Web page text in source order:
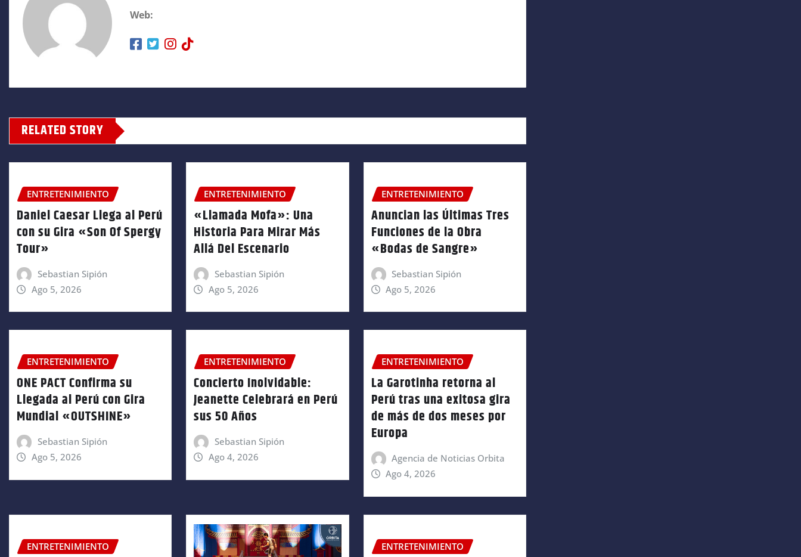
Web:
RELATED STORY
ENTRETENIMIENTO
Daniel Caesar Llega al Perú
con su Gira «Son Of Spergy
Tour»
Sebastian Sipión
Ago 5, 2026
ENTRETENIMIENTO
«Llamada Mofa»: Una
Historia Para Mirar Más
Allá Del Escenario
Sebastian Sipión
Ago 5, 2026
ENTRETENIMIENTO
Anuncian las Últimas Tres
Funciones de la Obra
«Bodas de Sangre»
Sebastian Sipión
Ago 5, 2026
ENTRETENIMIENTO
ONE PACT Confirma su
Llegada al Perú con Gira
Mundial «OUTSHINE»
Sebastian Sipión
Ago 5, 2026
ENTRETENIMIENTO
Concierto Inolvidable:
Jeanette Celebrará en Perú
sus 50 Años
Sebastian Sipión
Ago 4, 2026
ENTRETENIMIENTO
La Garotinha retorna al
Perú tras una exitosa gira
de más de dos meses por
Europa
Agencia de Noticias Orbita
Ago 4, 2026
ENTRETENIMIENTO ENTRETENIMIENTO